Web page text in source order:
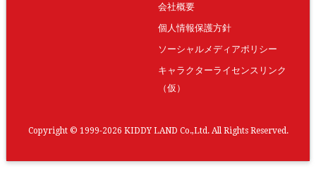
会社概要
個人情報保護方針
ソーシャルメディアポリシー
キャラクターライセンスリンク
（仮）
Copyright © 1999-2026 KIDDY LAND Co.,Ltd. All Rights Reserved.